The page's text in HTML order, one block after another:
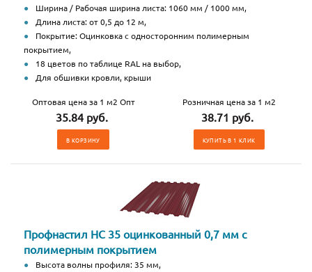
Ширина / Рабочая ширина листа: 1060 мм / 1000 мм,
Длина листа: от 0,5 до 12 м,
Покрытие: Оцинковка с односторонним полимерным
покрытием,
18 цветов по таблице RAL на выбор,
Для обшивки кровли, крыши
Оптовая цена за 1 м2 Опт
35.84 руб.
В КОРЗИНУ
Розничная цена за 1 м2
38.71 руб.
КУПИТЬ В 1 КЛИК
Профнастил НС 35 оцинкованный 0,7 мм с
полимерным покрытием
Высота волны профиля: 35 мм,